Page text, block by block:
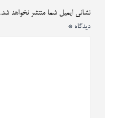
نشانی ایمیل شما منتشر نخواهد شد.
دیدگاه *